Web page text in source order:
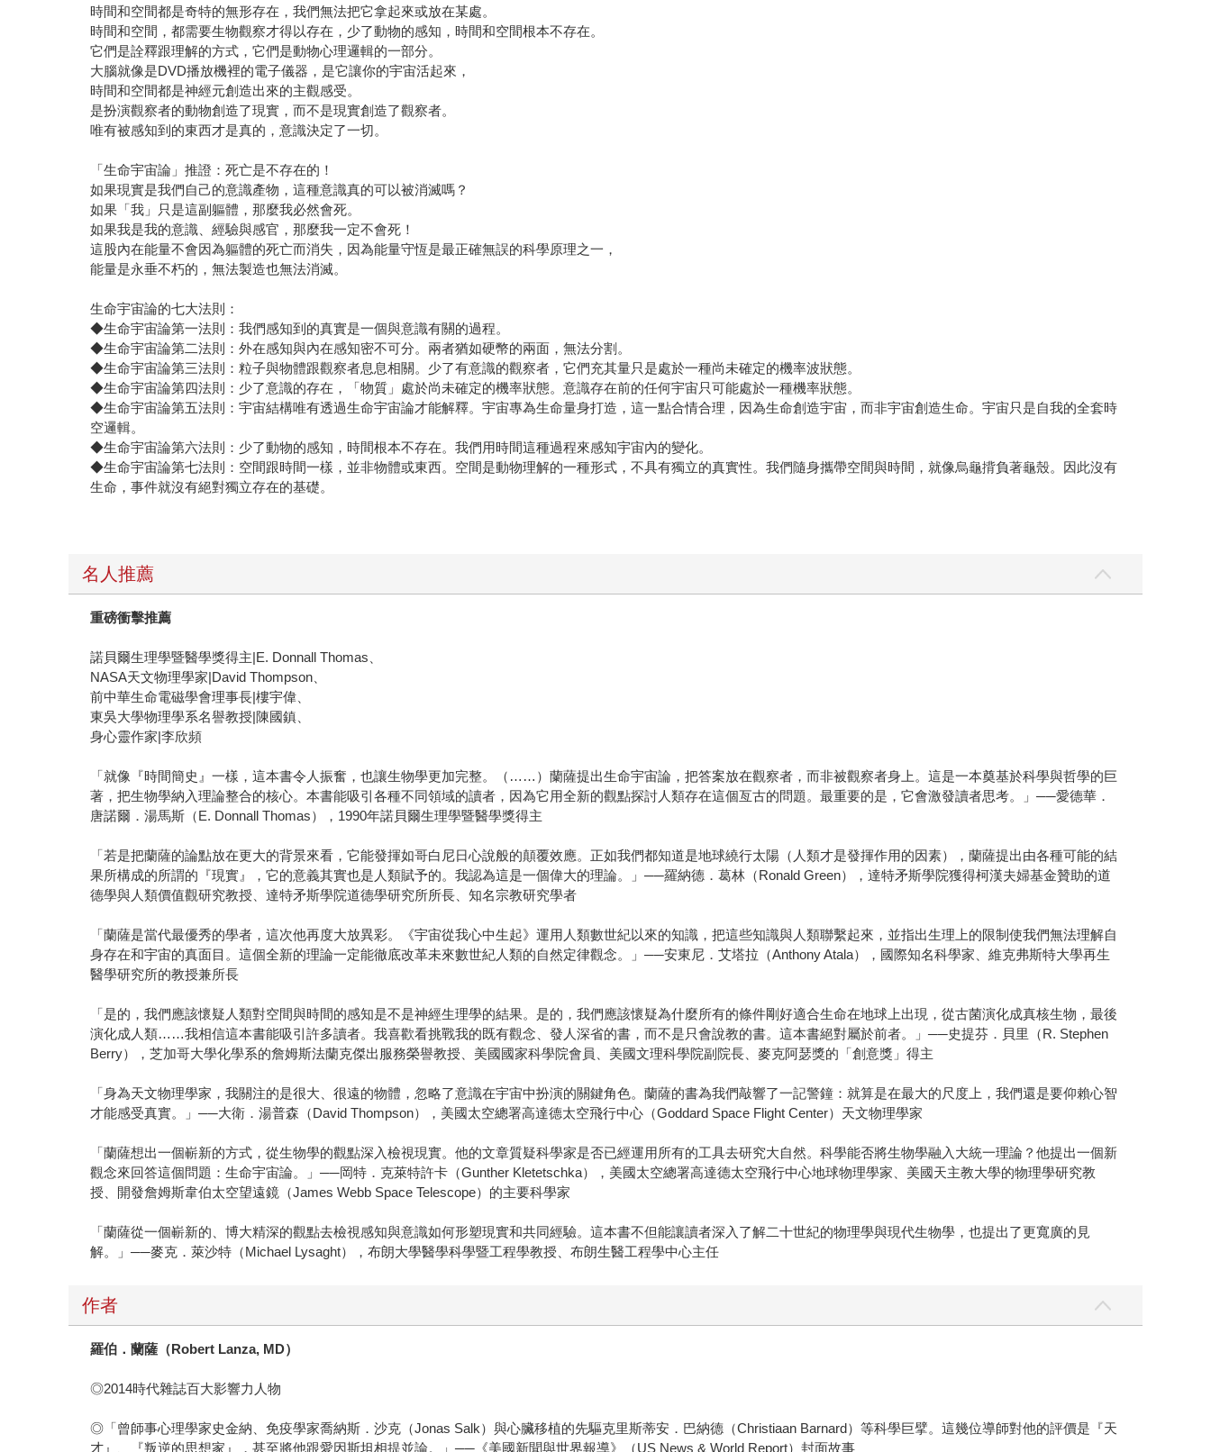
時間和空間都是奇特的無形存在，我們無法把它拿起來或放在某處。
時間和空間，都需要生物觀察才得以存在，少了動物的感知，時間和空間根本不存在。
它們是詮釋跟理解的方式，它們是動物心理邏輯的一部分。
大腦就像是DVD播放機裡的電子儀器，是它讓你的宇宙活起來，
時間和空間都是神經元創造出來的主觀感受。
是扮演觀察者的動物創造了現實，而不是現實創造了觀察者。
唯有被感知到的東西才是真的，意識決定了一切。
「生命宇宙論」推證：死亡是不存在的！
如果現實是我們自己的意識產物，這種意識真的可以被消滅嗎？
如果「我」只是這副軀體，那麼我必然會死。
如果我是我的意識、經驗與感官，那麼我一定不會死！
這股內在能量不會因為軀體的死亡而消失，因為能量守恆是最正確無誤的科學原理之一，
能量是永垂不朽的，無法製造也無法消滅。
生命宇宙論的七大法則：
◆生命宇宙論第一法則：我們感知到的真實是一個與意識有關的過程。
◆生命宇宙論第二法則：外在感知與內在感知密不可分。兩者猶如硬幣的兩面，無法分割。
◆生命宇宙論第三法則：粒子與物體跟觀察者息息相關。少了有意識的觀察者，它們充其量只是處於一種尚未確定的機率波狀態。
◆生命宇宙論第四法則：少了意識的存在，「物質」處於尚未確定的機率狀態。意識存在前的任何宇宙只可能處於一種機率狀態。
◆生命宇宙論第五法則：宇宙結構唯有透過生命宇宙論才能解釋。宇宙專為生命量身打造，這一點合情合理，因為生命創造宇宙，而非宇宙創造生命。宇宙只是自我的全套時
空邏輯。
◆生命宇宙論第六法則：少了動物的感知，時間根本不存在。我們用時間這種過程來感知宇宙內的變化。
◆生命宇宙論第七法則：空間跟時間一樣，並非物體或東西。空間是動物理解的一種形式，不具有獨立的真實性。我們隨身攜帶空間與時間，就像烏龜揹負著龜殼。因此沒有
生命，事件就沒有絕對獨立存在的基礎。
名人推薦
重磅衝擊推薦
諾貝爾生理學暨醫學獎得主|E. Donnall Thomas、
NASA天文物理學家|David Thompson、
前中華生命電磁學會理事長|樓宇偉、
東吳大學物理學系名譽教授|陳國鎮、
身心靈作家|李欣頻
「就像『時間簡史』一樣，這本書令人振奮，也讓生物學更加完整。（……）蘭薩提出生命宇宙論，把答案放在觀察者，而非被觀察者身上。這是一本奠基於科學與哲學的巨
著，把生物學納入理論整合的核心。本書能吸引各種不同領域的讀者，因為它用全新的觀點探討人類存在這個亙古的問題。最重要的是，它會激發讀者思考。」──愛德華．
唐諾爾．湯馬斯（E. Donnall Thomas），1990年諾貝爾生理學暨醫學獎得主
「若是把蘭薩的論點放在更大的背景來看，它能發揮如哥白尼日心說般的顛覆效應。正如我們都知道是地球繞行太陽（人類才是發揮作用的因素），蘭薩提出由各種可能的結
果所構成的所謂的『現實』，它的意義其實也是人類賦予的。我認為這是一個偉大的理論。」──羅納德．葛林（Ronald Green），達特矛斯學院獲得柯漢夫婦基金贊助的道
德學與人類價值觀研究教授、達特矛斯學院道德學研究所所長、知名宗教研究學者
「蘭薩是當代最優秀的學者，這次他再度大放異彩。《宇宙從我心中生起》運用人類數世紀以來的知識，把這些知識與人類聯繫起來，並指出生理上的限制使我們無法理解自
身存在和宇宙的真面目。這個全新的理論一定能徹底改革未來數世紀人類的自然定律觀念。」──安東尼．艾塔拉（Anthony Atala），國際知名科學家、維克弗斯特大學再生
醫學研究所的教授兼所長
「是的，我們應該懷疑人類對空間與時間的感知是不是神經生理學的結果。是的，我們應該懷疑為什麼所有的條件剛好適合生命在地球上出現，從古菌演化成真核生物，最後
演化成人類……我相信這本書能吸引許多讀者。我喜歡看挑戰我的既有觀念、發人深省的書，而不是只會說教的書。這本書絕對屬於前者。」──史提芬．貝里（R. Stephen
Berry），芝加哥大學化學系的詹姆斯法蘭克傑出服務榮譽教授、美國國家科學院會員、美國文理科學院副院長、麥克阿瑟獎的「創意獎」得主
「身為天文物理學家，我關注的是很大、很遠的物體，忽略了意識在宇宙中扮演的關鍵角色。蘭薩的書為我們敲響了一記警鐘：就算是在最大的尺度上，我們還是要仰賴心智
才能感受真實。」──大衛．湯普森（David Thompson），美國太空總署高達德太空飛行中心（Goddard Space Flight Center）天文物理學家
「蘭薩想出一個嶄新的方式，從生物學的觀點深入檢視現實。他的文章質疑科學家是否已經運用所有的工具去研究大自然。科學能否將生物學融入大統一理論？他提出一個新
觀念來回答這個問題：生命宇宙論。」──岡特．克萊特許卡（Gunther Kletetschka），美國太空總署高達德太空飛行中心地球物理學家、美國天主教大學的物理學研究教
授、開發詹姆斯韋伯太空望遠鏡（James Webb Space Telescope）的主要科學家
「蘭薩從一個嶄新的、博大精深的觀點去檢視感知與意識如何形塑現實和共同經驗。這本書不但能讓讀者深入了解二十世紀的物理學與現代生物學，也提出了更寬廣的見
解。」──麥克．萊沙特（Michael Lysaght），布朗大學醫學科學暨工程學教授、布朗生醫工程學中心主任
作者
羅伯．蘭薩（Robert Lanza, MD）
◎2014時代雜誌百大影響力人物
◎「曾師事心理學家史金納、免疫學家喬納斯．沙克（Jonas Salk）與心臟移植的先驅克里斯蒂安．巴納德（Christiaan Barnard）等科學巨擘。這幾位導師對他的評價是『天
才』、『叛逆的思想家』，甚至將他跟愛因斯坦相提並論。」──《美國新聞與世界報導》（US News & World Report）封面故事